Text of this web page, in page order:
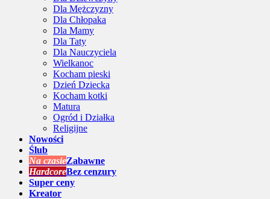
Dla Mężczyzny
Dla Chłopaka
Dla Mamy
Dla Taty
Dla Nauczyciela
Wielkanoc
Kocham pieski
Dzień Dziecka
Kocham kotki
Matura
Ogród i Działka
Religijne
Nowości
Ślub
Na czasieZabawne
HardcoreBez cenzury
Super ceny
Kreator